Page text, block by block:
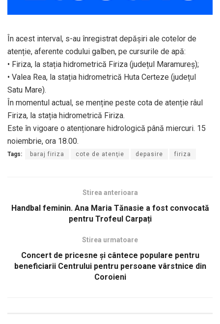
În acest interval, s-au înregistrat depășiri ale cotelor de
atenție, aferente codului galben, pe cursurile de apă:
• Firiza, la stația hidrometrică Firiza (județul Maramureș);
• Valea Rea, la stația hidrometrică Huta Certeze (județul
Satu Mare).
În momentul actual, se menține peste cota de atenție râul
Firiza, la stația hidrometrică Firiza.
Este în vigoare o atenționare hidrologică până miercuri. 15
noiembrie, ora 18.00.
Tags: baraj firiza cote de atenţie depasire firiza
Stirea anterioara
Handbal feminin. Ana Maria Tănasie a fost convocată
pentru Trofeul Carpați
Stirea urmatoare
Concert de pricesne și cântece populare pentru
beneficiarii Centrului pentru persoane vârstnice din
Coroieni